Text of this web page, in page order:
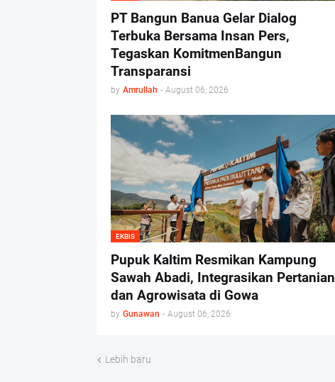
PT Bangun Banua Gelar Dialog
Terbuka Bersama Insan Pers,
Tegaskan KomitmenBangun
Transparansi
by Amrullah - August 06, 2026
EKBIS
Pupuk Kaltim Resmikan Kampung
Sawah Abadi, Integrasikan Pertanian
dan Agrowisata di Gowa
by Gunawan - August 06, 2026
Lebih baru